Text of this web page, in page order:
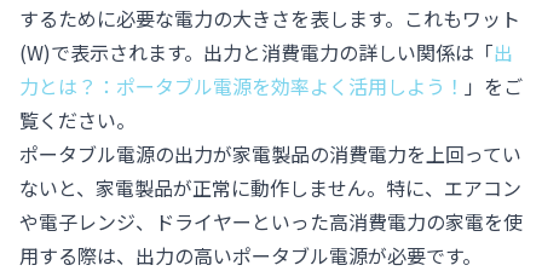
するために必要な電力の大きさを表します。これもワット
(W)で表示されます。出力と消費電力の詳しい関係は「出
力とは？：ポータブル電源を効率よく活用しよう！ 」をご
覧ください。
ポータブル電源の出力が家電製品の消費電力を上回ってい
ないと、家電製品が正常に動作しません。特に、エアコン
や電子レンジ、ドライヤーといった高消費電力の家電を使
用する際は、出力の高いポータブル電源が必要です。